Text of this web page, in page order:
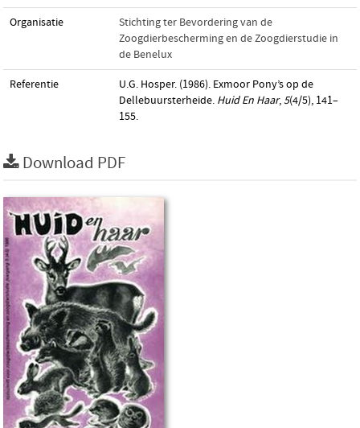
Organisatie
Stichting ter Bevordering van de
Zoogdierbescherming en de Zoogdierstudie in
de Benelux
Referentie
U.G. Hosper. (1986). Exmoor Pony’s op de
Dellebuursterheide. Huid En Haar,5(4/5), 141–
155.
Download PDF